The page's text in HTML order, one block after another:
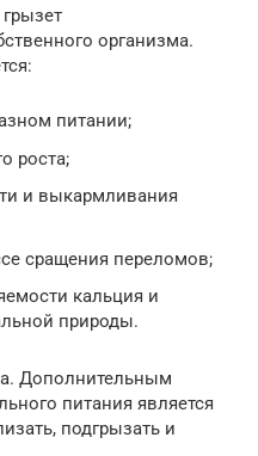
организма.
питании;
роста;
и выкармливания
сращения переломов;
кальция и
природы.
Дополнительным
питания является
подгрызать и